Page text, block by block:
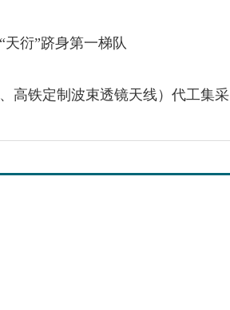
衍”跻身第一梯队
高铁定制波束透镜天线）代工集采